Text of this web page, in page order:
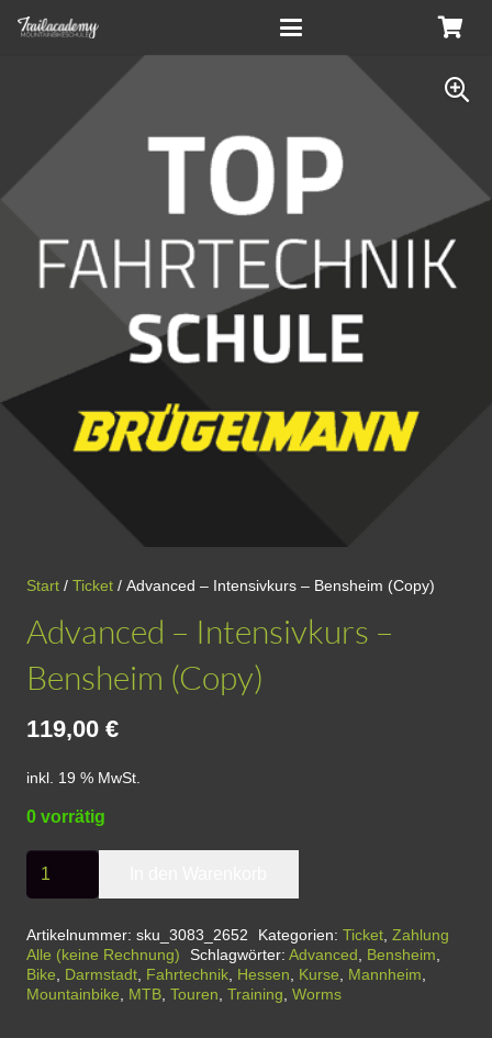
Start / Ticket / Advanced – Intensivkurs – Bensheim (Copy)
Advanced – Intensivkurs –
Bensheim (Copy)
119,00 €
inkl. 19 % MwSt.
0 vorrätig
Advanced
-
Intensivkurs
-
Bensheim
Artikelnummer: sku_3083_2652 Kategorien: Ticket, Zahlung
Alle (keine Rechnung)
Schlagwörter: Advanced, Bensheim,
Bike, Darmstadt, Fahrtechnik, Hessen, Kurse, Mannheim,
Mountainbike, MTB, Touren, Training, Worms